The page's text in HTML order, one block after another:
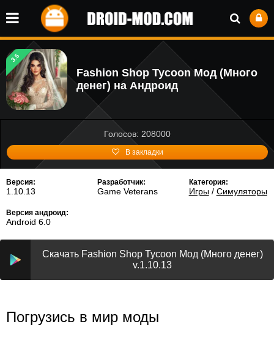
3.5
Fashion Shop Tycoon Мод (Много
денег) на Андроид
Голосов: 208000
В закладки
Версия:
1.10.13
Разработчик:
Game Veterans
Категория:
Игры/ Симуляторы
Версия андроид:
Android 6.0
Скачать Fashion Shop Tycoon Мод (Много денег)
v.1.10.13
Погрузись в мир моды